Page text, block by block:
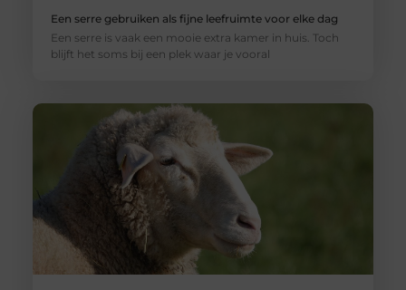
Een serre gebruiken als fijne leefruimte voor elke dag
Een serre is vaak een mooie extra kamer in huis. Toch
blijft het soms bij een plek waar je vooral